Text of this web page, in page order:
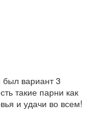
вариант 3
такие парни как
и удачи во всем!